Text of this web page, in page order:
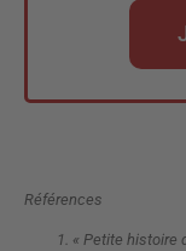
Références
« Petite histoire